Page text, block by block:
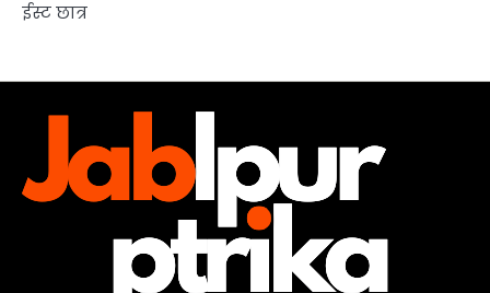
ईस्ट छात्र